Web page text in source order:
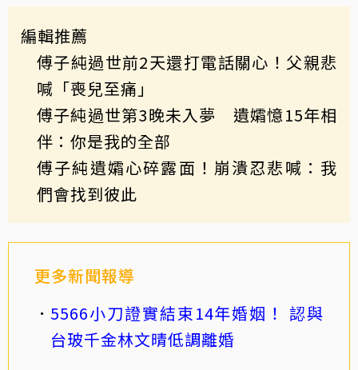
編輯推薦
傅子純過世前2天還打電話關心！父親悲
喊「喪兒至痛」
傅子純過世第3晚未入夢 遺孀憶15年相
伴：你是我的全部
傅子純遺孀心碎露面！崩潰忍悲喊：我
們會找到彼此
更多新聞報導
5566小刀證實結束14年婚姻！ 認與
台玻千金林文晴低調離婚